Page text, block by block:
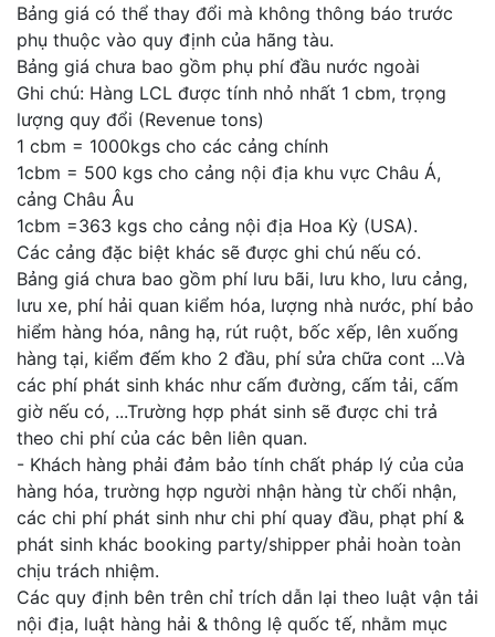
Bảng giá có thể thay đổi mà không thông báo trước
phụ thuộc vào quy định của hãng tàu.
Bảng giá chưa bao gồm phụ phí đầu nước ngoài
Ghi chú: Hàng LCL được tính nhỏ nhất 1 cbm, trọng
lượng quy đổi (Revenue tons)
1 cbm = 1000kgs cho các cảng chính
1cbm = 500 kgs cho cảng nội địa khu vực Châu Á,
cảng Châu Âu
1cbm =363 kgs cho cảng nội địa Hoa Kỳ (USA).
Các cảng đặc biệt khác sẽ được ghi chú nếu có.
Bảng giá chưa bao gồm phí lưu bãi, lưu kho, lưu cảng,
lưu xe, phí hải quan kiểm hóa, lượng nhà nước, phí bảo
hiểm hàng hóa, nâng hạ, rút ruột, bốc xếp, lên xuống
hàng tại, kiểm đếm kho 2 đầu, phí sửa chữa cont ...Và
các phí phát sinh khác như cấm đường, cấm tải, cấm
giờ nếu có, ...Trường hợp phát sinh sẽ được chi trả
theo chi phí của các bên liên quan.
- Khách hàng phải đảm bảo tính chất pháp lý của của
hàng hóa, trường hợp người nhận hàng từ chối nhận,
các chi phí phát sinh như chi phí quay đầu, phạt phí &
phát sinh khác booking party/shipper phải hoàn toàn
chịu trách nhiệm.
Các quy định bên trên chỉ trích dẫn lại theo luật vận tải
nội địa, luật hàng hải & thông lệ quốc tế, nhằm mục